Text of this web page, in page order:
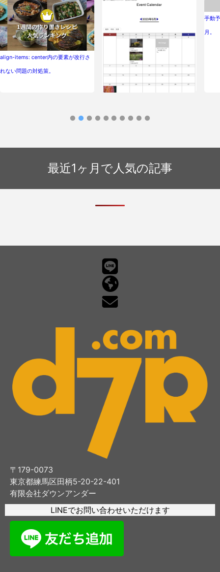
align-items: center内の要素が改行さ
れない問題の対処策。
WordPressテーマで使えるシンプルイ
手動
月。
最近1ヶ月で人気の記事
〒179-0073
東京都練馬区田柄5-20-22-401
有限会社ダウンアンダー
LINEでお問い合わせいただけます